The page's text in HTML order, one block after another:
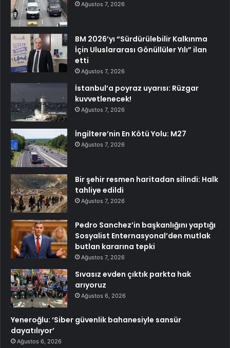
Ağustos 7, 2026
BM 2026’yı “Sürdürülebilir Kalkınma
İçin Uluslararası Gönüllüler Yılı” ilan
etti
Ağustos 7, 2026
İstanbul’a poyraz uyarısı: Rüzgar
kuvvetlenecek!
Ağustos 7, 2026
İngiltere’nin En Kötü Yolu: M27
Ağustos 7, 2026
Bir şehir resmen haritadan silindi: Halk
tahliye edildi
Ağustos 7, 2026
Pedro Sanchez’in başkanlığını yaptığı
Sosyalist Enternasyonal’den mutlak
butlan kararına tepki
Ağustos 7, 2026
Sıvasız evden çıktık parkta hak
arıyoruz
Ağustos 6, 2026
Yeneroğlu: ‘Siber güvenlik bahanesiyle sansür
dayatılıyor’
Ağustos 6, 2026